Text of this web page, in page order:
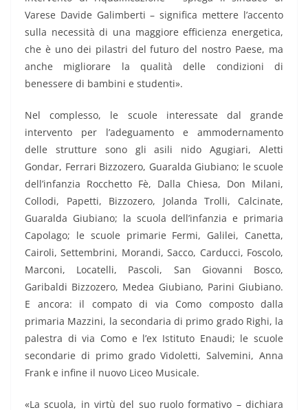
Varese Davide Galimberti – significa mettere l’accento
sulla necessità di una maggiore efficienza energetica,
che è uno dei pilastri del futuro del nostro Paese, ma
anche migliorare la qualità delle condizioni di
benessere di bambini e studenti».
Nel complesso, le scuole interessate dal grande
intervento per l’adeguamento e ammodernamento
delle strutture sono gli asili nido Agugiari, Aletti
Gondar, Ferrari Bizzozero, Guaralda Giubiano; le scuole
dell’infanzia Rocchetto Fè, Dalla Chiesa, Don Milani,
Collodi, Papetti, Bizzozero, Jolanda Trolli, Calcinate,
Guaralda Giubiano; la scuola dell’infanzia e primaria
Capolago; le scuole primarie Fermi, Galilei, Canetta,
Cairoli, Settembrini, Morandi, Sacco, Carducci, Foscolo,
Marconi, Locatelli, Pascoli, San Giovanni Bosco,
Garibaldi Bizzozero, Medea Giubiano, Parini Giubiano.
E ancora: il compato di via Como composto dalla
primaria Mazzini, la secondaria di primo grado Righi, la
palestra di via Como e l’ex Istituto Enaudi; le scuole
secondarie di primo grado Vidoletti, Salvemini, Anna
Frank e infine il nuovo Liceo Musicale.
«La scuola, in virtù del suo ruolo formativo – dichiara